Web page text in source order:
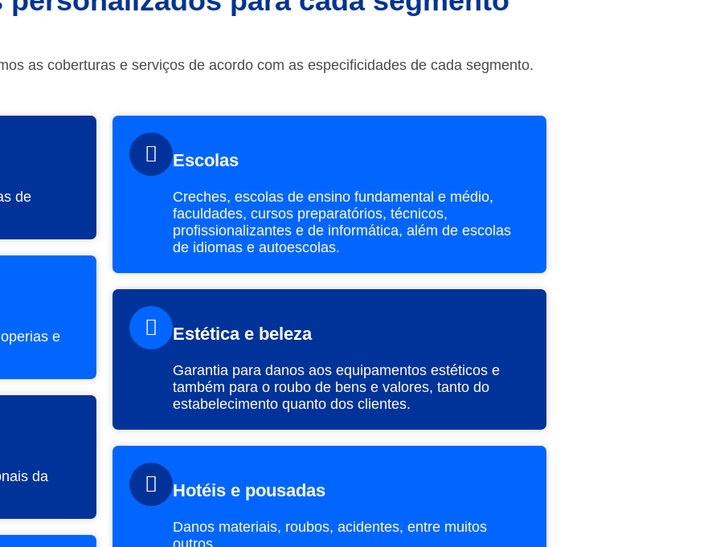
as coberturas e serviços de acordo com as especificidades de cada segmento.
de
e
da
Escolas
Creches, escolas de ensino fundamental e médio,
faculdades, cursos preparatórios, técnicos,
profissionalizantes e de informática, além de escolas
de idiomas e autoescolas.
Estética e beleza
Garantia para danos aos equipamentos estéticos e
também para o roubo de bens e valores, tanto do
estabelecimento quanto dos clientes.
Hotéis e pousadas
Danos materiais, roubos, acidentes, entre muitos
outros.